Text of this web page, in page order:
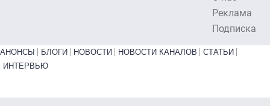
Реклама
Подписка
Primary links bottom
АНОНСЫ БЛОГИ НОВОСТИ НОВОСТИ КАНАЛОВ
СТАТЬИ
ИНТЕРВЬЮ